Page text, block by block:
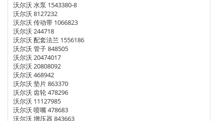
沃尔沃 水泵 1543380-8
沃尔沃 8127232
沃尔沃 传动带 1066823
沃尔沃 244718
沃尔沃 配套法兰 1556186
沃尔沃 管子 848505
沃尔沃 20474017
沃尔沃 20808092
沃尔沃 468942
沃尔沃 垫片 863370
沃尔沃 齿轮 478296
沃尔沃 11127985
沃尔沃 喷嘴 478683
沃尔沃 增压器 843663